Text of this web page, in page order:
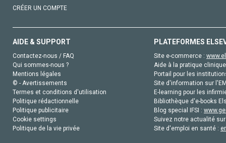
CRÉER UN COMPTE
AIDE & SUPPORT
Contactez-nous / FAQ
Qui sommes-nous ?
Mentions légales
© - Avertissements
Termes et conditions d'utilisation
Politique rédactionnelle
Politique publicitaire
Cookie settings
Politique de la vie privée
PLATEFORMES
Site e-commerce :
Aide à la pratique
Portail pour les
Site d'information sur
E-learning pour les
Bibliothèque d'e-books
Blog special IFSI :
Suivez notre actualité
Site d'emploi en santé :